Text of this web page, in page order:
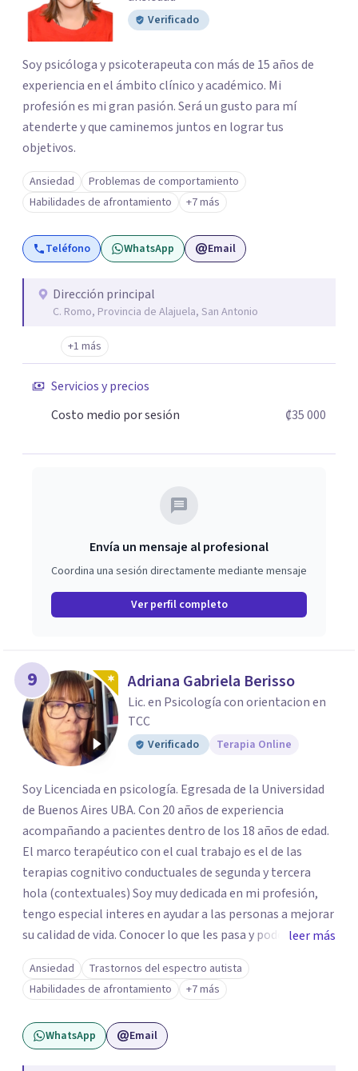
Verificado
Soy psicóloga y psicoterapeuta con más de 15 años de
experiencia en el ámbito clínico y académico. Mi
profesión es mi gran pasión. Será un gusto para mí
atenderte y que caminemos juntos en lograr tus
objetivos.
Ansiedad
Problemas de comportamiento
Habilidades de afrontamiento
+7 más
Teléfono WhatsApp Email
Dirección principal
C. Romo, Provincia de Alajuela, San Antonio
+1 más
Servicios y precios
Costo medio por sesión
₡35 000
Envía un mensaje al profesional
Coordina una sesión directamente mediante mensaje
Ver perfil completo
9 Adriana Gabriela Berisso
Lic. en Psicología con orientacion en
TCC
Verificado Terapia Online
Soy Licenciada en psicología. Egresada de la Universidad
de Buenos Aires UBA. Con 20 años de experiencia
acompañando a pacientes dentro de los 18 años de edad.
El marco terapéutico con el cual trabajo es el de las
terapias cognitivo conductuales de segunda y tercera
hola (contextuales) Soy muy dedicada en mi profesión,
tengo especial interes en ayudar a las personas a mejorar
su calidad de vida. Conocer lo que les pasa y poder trabajar
en ello brindando las herramientas necesarias. Hay
momentos en la vida por los cuales atravezamos por
estados de ansiedad, depresión o estrés, es alli donde no
encontramos o nos parece no tener recursos para
afrontarlos, pareciera que no hay salida. Dentro de esta
leer más
Ansiedad
Trastornos del espectro autista
Habilidades de afrontamiento
+7 más
WhatsApp Email